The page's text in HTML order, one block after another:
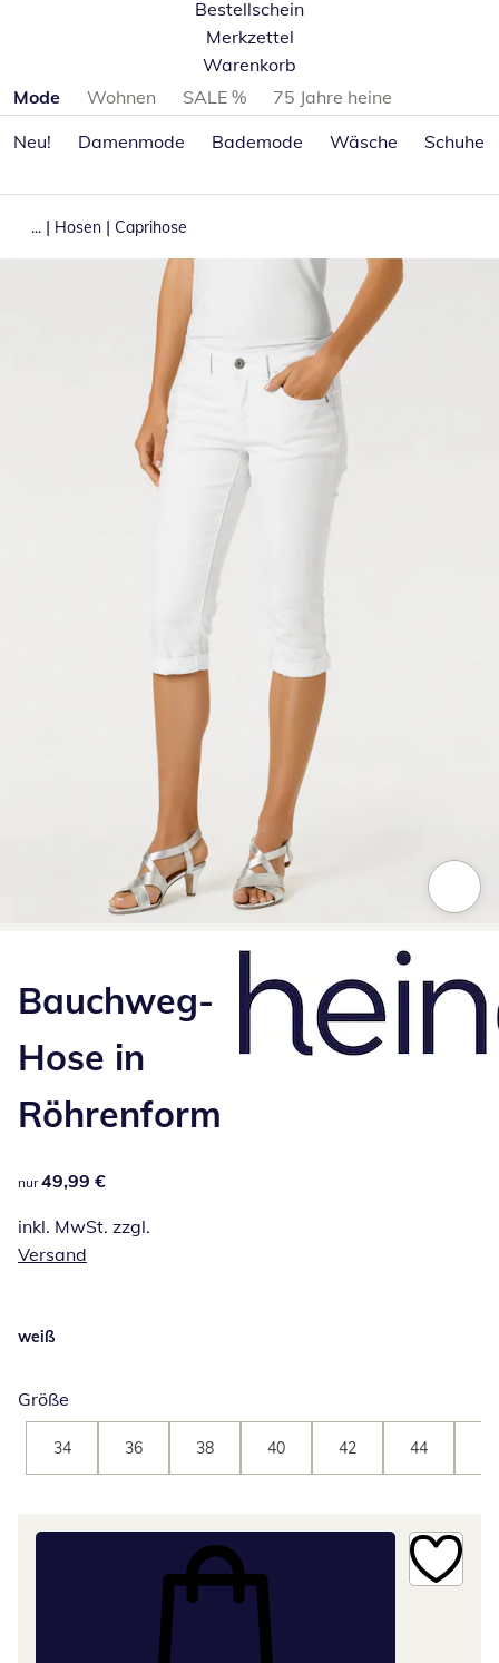
Bestellschein
Merkzettel
Warenkorb
Produktkategorien überspringen
Mode Wohnen SALE %
75 Jahre heine
Neu!
Damenmode Bademode Wäsche Schuhe
... | Hosen | Caprihose
Bauchweg-
Hose in
Röhrenform
49,99 €
nur 49,99 €
inkl. MwSt. zzgl.
Versand
weiß
Größe
34 36 38 40 42 44